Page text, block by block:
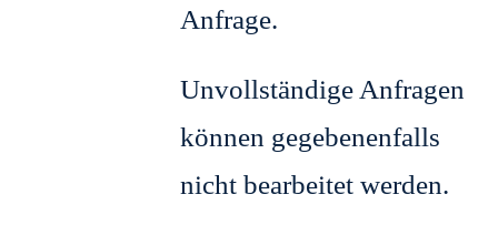
Anfrage.
Unvollständige Anfragen
können gegebenenfalls
nicht bearbeitet werden.